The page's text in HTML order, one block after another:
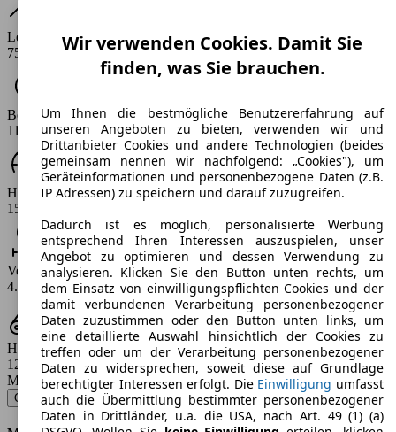
Leistung
75 - 95 PS
Beschleunigung (0-100 km/h)
11.9 - 16.4 s
Höchstgeschwindigkeit (km/h)
155 - 170 km/h
Verbrauch
4.7 - 6.5 l/100km
Hubraum
1248 ccm
Modellbezeichnung :
Qubo 1.3 Multijet 16V Trekking - 55 KW (75 PS) (2009/09 - 2010/08)▼
Wir verwenden Cookies. Damit Sie
finden, was Sie brauchen.
Um Ihnen die bestmögliche Benutzererfahrung auf
unseren Angeboten zu bieten, verwenden wir und
Drittanbieter Cookies und andere Technologien (beides
gemeinsam nennen wir nachfolgend: „Cookies"), um
Geräteinformationen und personenbezogene Daten (z.B.
IP Adressen) zu speichern und darauf zuzugreifen.
Dadurch ist es möglich, personalisierte Werbung
entsprechend Ihren Interessen auszuspielen, unser
Angebot zu optimieren und dessen Verwendung zu
analysieren. Klicken Sie den Button unten rechts, um
dem Einsatz von einwilligungspflichten Cookies und der
damit verbundenen Verarbeitung personenbezogener
Daten zuzustimmen oder den Button unten links, um
eine detaillierte Auswahl hinsichtlich der Cookies zu
treffen oder um der Verarbeitung personenbezogener
Daten zu widersprechen, soweit diese auf Grundlage
berechtigter Interessen erfolgt. Die Einwilligung umfasst
auch die Übermittlung bestimmter personenbezogener
Daten in Drittländer, u.a. die USA, nach Art. 49 (1) (a)